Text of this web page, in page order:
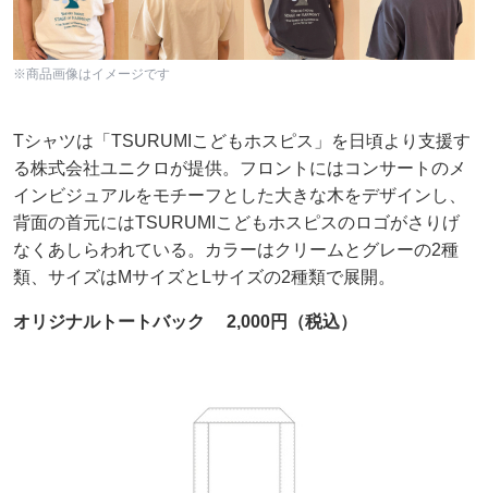
※商品画像はイメージです
Tシャツは「TSURUMIこどもホスピス」を日頃より支援す
る株式会社ユニクロが提供。フロントにはコンサートのメ
インビジュアルをモチーフとした大きな木をデザインし、
背面の首元にはTSURUMIこどもホスピスのロゴがさりげ
なくあしらわれている。カラーはクリームとグレーの2種
類、サイズはMサイズとLサイズの2種類で展開。
オリジナルトートバック 2,000円（税込）